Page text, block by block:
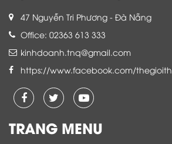
47 Nguyễn Tri Phương - Đà Nẵng
Office: 02363 613 333
kinhdoanh.tnq@gmail.com
https://www.facebook.com/
TRANG MENU